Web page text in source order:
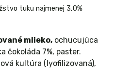
tuku najmenej 3,0%
mlieko, ochucujúca
čokoláda 7%, paster.
kultúra (lyofilizovaná),